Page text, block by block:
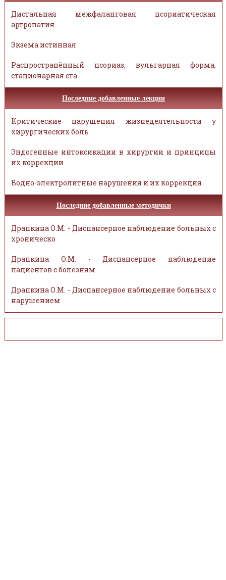
Дистальная межфаланговая псориатическая
артропатия
Экзема истинная
Распространённый псориаз, вульгарная форма,
стационарная ста
Последние добавленные лекции
Критические нарушения жизнедеятельности у
хирургических боль
Эндогенные интоксикации в хирургии и принципы
их коррекции
Водно-электролитные нарушения и их коррекция
Последние добавленные методички
Драпкина О.М. - Диспансерное наблюдение больных с
хроническо
Драпкина О.М. - Диспансерное наблюдение
пациентов с болезням
Драпкина О.М. - Диспансерное наблюдение больных с
нарушением